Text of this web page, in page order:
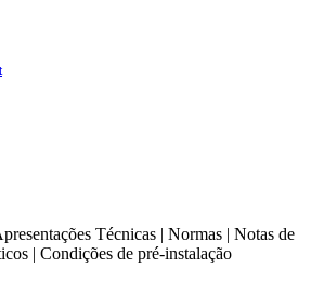
Técnicas | Normas | Notas de
| Condições de pré-instalação